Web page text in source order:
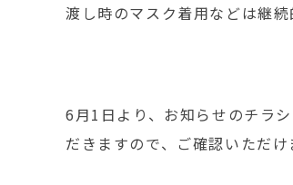
渡し時のマスク着用などは継続
6月1日より、お知らせのチラ
だきますので、ご確認いただけ